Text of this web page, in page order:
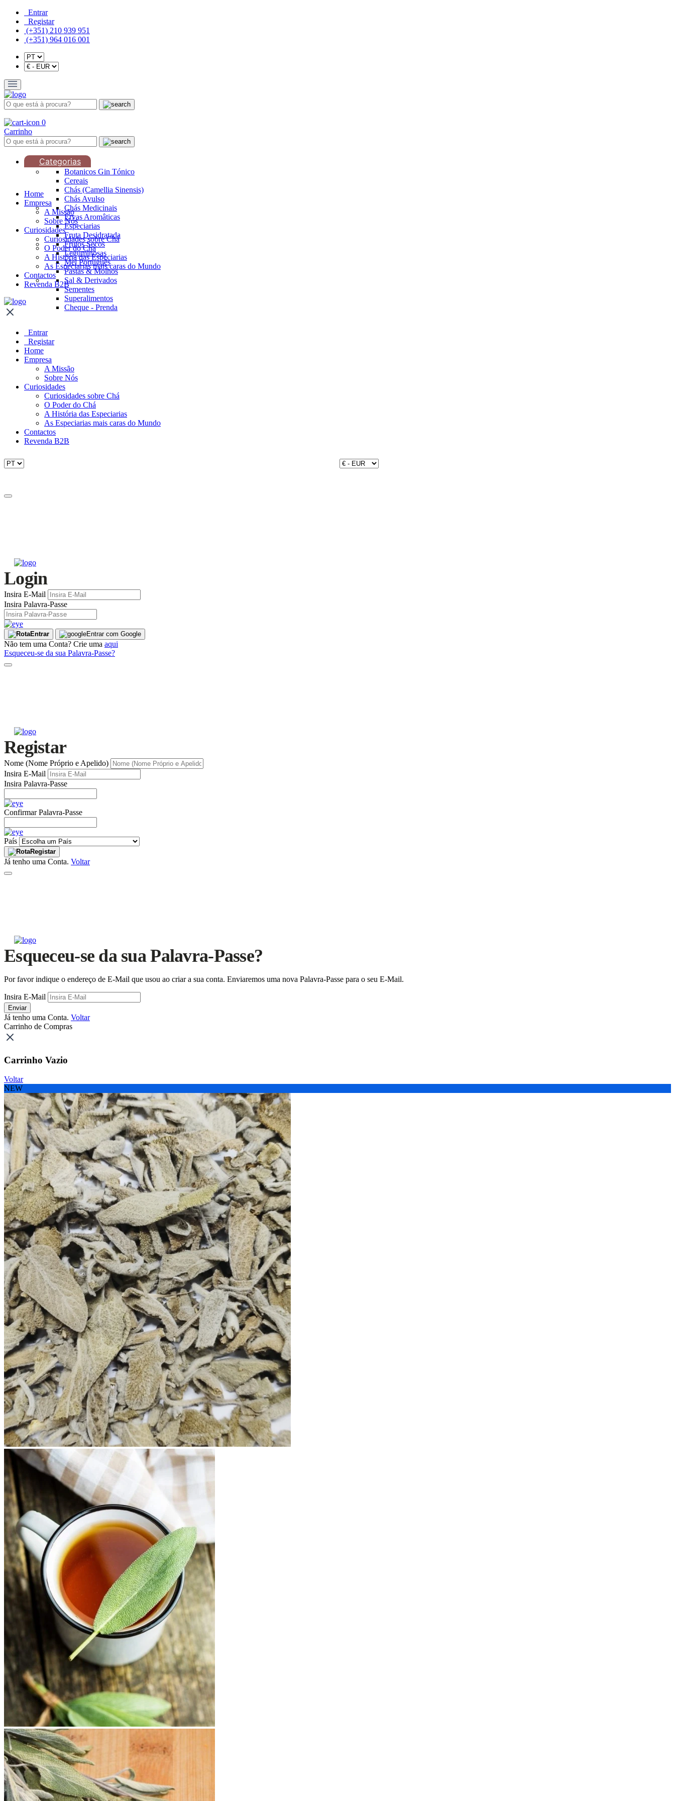
Entrar
Registar
(+351) 210 939 951
(+351) 964 016 001
0
Carrinho
Categorias
Botanicos Gin Tónico
Cereais
Chás (Camellia Sinensis)
Chás Avulso
Chás Medicinais
Ervas Aromâticas
Especiarias
Fruta Desidratada
Frutos Secos
Leguminosas
Mel Português
Pastas & Molhos
Sal & Derivados
Sementes
Superalimentos
Cheque - Prenda
Home
Empresa
A Missão
Sobre Nós
Curiosidades
Curiosidades sobre Chá
O Poder do Chá
A História das Especiarias
As Especiarias mais caras do Mundo
Contactos
Revenda B2B
Entrar
Registar
Home
Empresa
A Missão
Sobre Nós
Curiosidades
Curiosidades sobre Chá
O Poder do Chá
A História das Especiarias
As Especiarias mais caras do Mundo
Contactos
Revenda B2B
Login
Insira E-Mail
Insira Palavra-Passe
Entrar Entrar com Google
Não tem uma Conta? Crie uma aqui
Esqueceu-se da sua Palavra-Passe?
Registar
Nome (Nome Próprio e Apelido)
Insira E-Mail
Insira Palavra-Passe
Confirmar Palavra-Passe
País
Registar
Já tenho uma Conta. Voltar
Esqueceu-se da sua Palavra-Passe?
Por favor indique o endereço de E-Mail que usou ao criar a sua conta. Enviaremos uma nova Palavra-Passe para o seu E-Mail.
Insira E-Mail
Enviar
Já tenho uma Conta. Voltar
Carrinho de Compras
Carrinho Vazio
Voltar
NEW